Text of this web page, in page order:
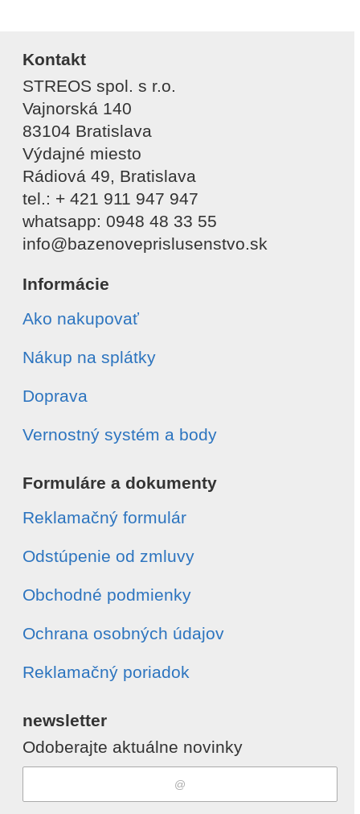
Kontakt
STREOS spol. s r.o.
Vajnorská 140
83104 Bratislava
Výdajné miesto
Rádiová 49, Bratislava
tel.: + 421 911 947 947
whatsapp: 0948 48 33 55
info@bazenoveprislusenstvo.sk
Informácie
Ako nakupovať
Nákup na splátky
Doprava
Vernostný systém a body
Formuláre a dokumenty
Reklamačný formulár
Odstúpenie od zmluvy
Obchodné podmienky
Ochrana osobných údajov
Reklamačný poriadok
newsletter
Odoberajte aktuálne novinky